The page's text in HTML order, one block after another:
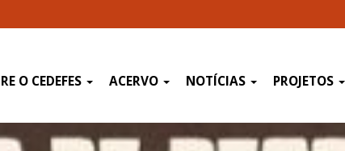
O CEDEFES ACERVO NOTÍCIAS PROJETOS